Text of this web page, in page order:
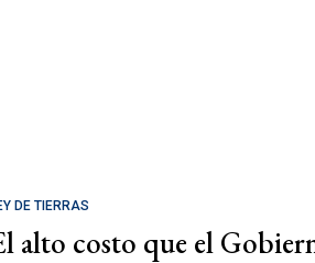
DE TIERRAS
alto costo que el